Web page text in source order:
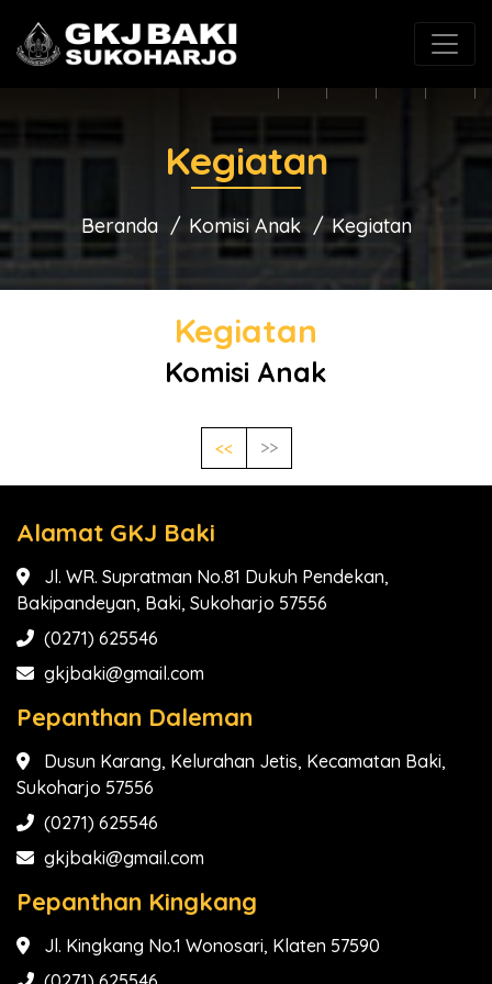
(0271) 625546 gkjbaki@gmail.com
Kegiatan
Beranda Komisi Anak Kegiatan
Kegiatan
Komisi Anak
<< >>
Alamat GKJ Baki
Jl. WR. Supratman No.81 Dukuh Pendekan,
Bakipandeyan, Baki, Sukoharjo 57556
(0271) 625546
gkjbaki@gmail.com
Pepanthan Daleman
Dusun Karang, Kelurahan Jetis, Kecamatan Baki,
Sukoharjo 57556
(0271) 625546
gkjbaki@gmail.com
Pepanthan Kingkang
Jl. Kingkang No.1 Wonosari, Klaten 57590